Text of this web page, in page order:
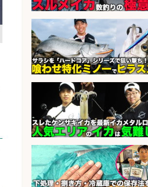
さらに求人情報を見る